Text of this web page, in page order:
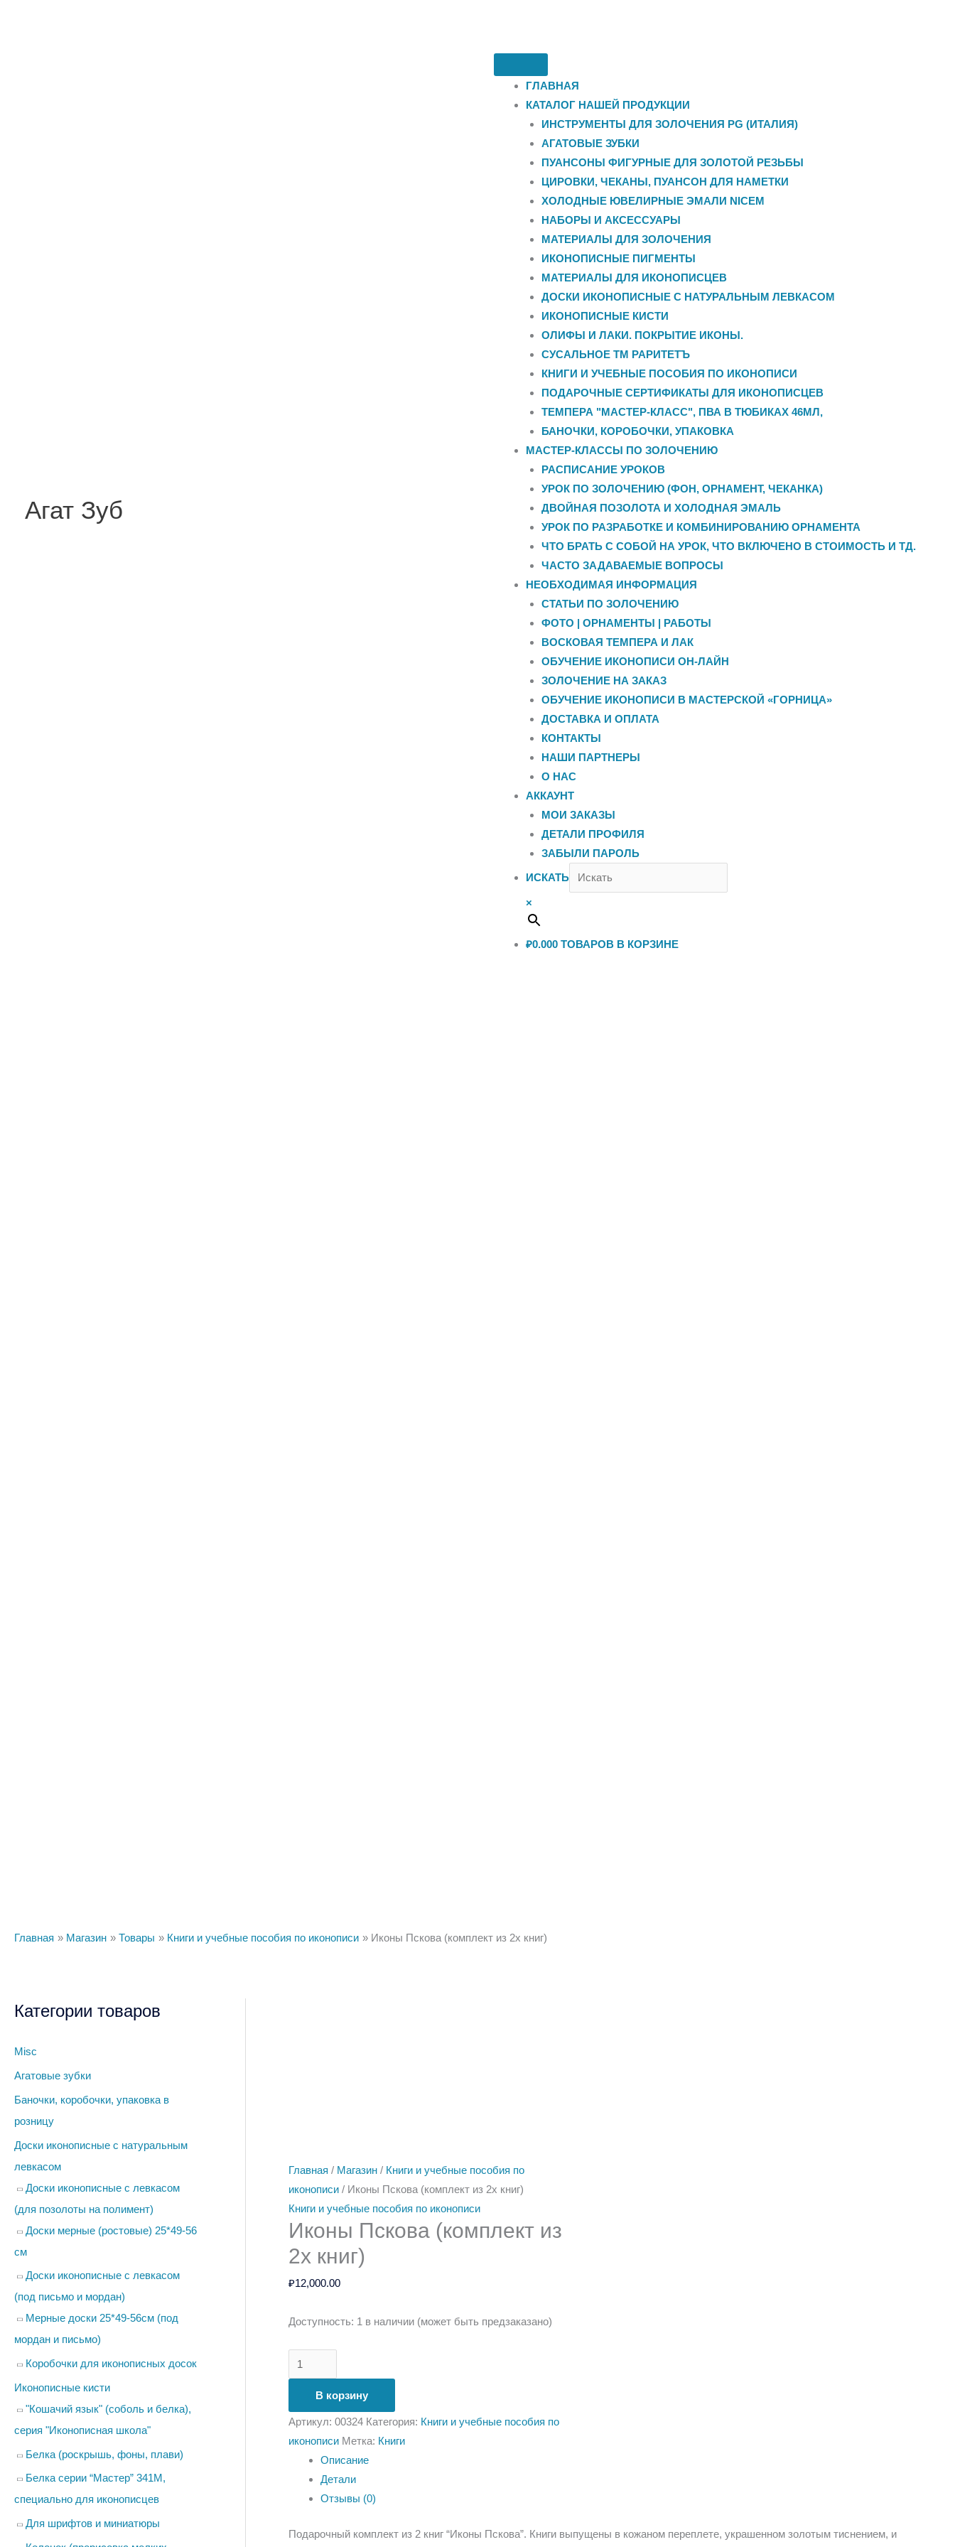
Агат Зуб
ГЛАВНАЯ
КАТАЛОГ НАШЕЙ ПРОДУКЦИИ
ИНСТРУМЕНТЫ ДЛЯ ЗОЛОЧЕНИЯ PG (ИТАЛИЯ)
АГАТОВЫЕ ЗУБКИ
ПУАНСОНЫ ФИГУРНЫЕ ДЛЯ ЗОЛОТОЙ РЕЗЬБЫ
ЦИРОВКИ, ЧЕКАНЫ, ПУАНСОН ДЛЯ НАМЕТКИ
ХОЛОДНЫЕ ЮВЕЛИРНЫЕ ЭМАЛИ NICEM
НАБОРЫ И АКСЕССУАРЫ
МАТЕРИАЛЫ ДЛЯ ЗОЛОЧЕНИЯ
ИКОНОПИСНЫЕ ПИГМЕНТЫ
МАТЕРИАЛЫ ДЛЯ ИКОНОПИСЦЕВ
ДОСКИ ИКОНОПИСНЫЕ С НАТУРАЛЬНЫМ ЛЕВКАСОМ
ИКОНОПИСНЫЕ КИСТИ
ОЛИФЫ И ЛАКИ. ПОКРЫТИЕ ИКОНЫ.
СУСАЛЬНОЕ ТМ РАРИТЕТЪ
КНИГИ И УЧЕБНЫЕ ПОСОБИЯ ПО ИКОНОПИСИ
ПОДАРОЧНЫЕ СЕРТИФИКАТЫ ДЛЯ ИКОНОПИСЦЕВ
ТЕМПЕРА "МАСТЕР-КЛАСС", ПВА В ТЮБИКАХ 46МЛ,
БАНОЧКИ, КОРОБОЧКИ, УПАКОВКА
МАСТЕР-КЛАССЫ ПО ЗОЛОЧЕНИЮ
РАСПИСАНИЕ УРОКОВ
УРОК ПО ЗОЛОЧЕНИЮ (ФОН, ОРНАМЕНТ, ЧЕКАНКА)
ДВОЙНАЯ ПОЗОЛОТА И ХОЛОДНАЯ ЭМАЛЬ
УРОК ПО РАЗРАБОТКЕ И КОМБИНИРОВАНИЮ ОРНАМЕНТА
ЧТО БРАТЬ С СОБОЙ НА УРОК, ЧТО ВКЛЮЧЕНО В СТОИМОСТЬ И ТД.
ЧАСТО ЗАДАВАЕМЫЕ ВОПРОСЫ
НЕОБХОДИМАЯ ИНФОРМАЦИЯ
СТАТЬИ ПО ЗОЛОЧЕНИЮ
ФОТО | ОРНАМЕНТЫ | РАБОТЫ
ВОСКОВАЯ ТЕМПЕРА И ЛАК
ОБУЧЕНИЕ ИКОНОПИСИ ОН-ЛАЙН
ЗОЛОЧЕНИЕ НА ЗАКАЗ
ОБУЧЕНИЕ ИКОНОПИСИ В МАСТЕРСКОЙ «ГОРНИЦА»
ДОСТАВКА И ОПЛАТА
КОНТАКТЫ
НАШИ ПАРТНЕРЫ
О НАС
АККАУНТ
МОИ ЗАКАЗЫ
ДЕТАЛИ ПРОФИЛЯ
ЗАБЫЛИ ПАРОЛЬ
ИСКАТЬ
×
₽0.000ТОВАРОВ В КОРЗИНЕ
Главная Магазин Товары Книги и учебные пособия по иконописи Иконы Пскова (комплект из 2х книг)
Категории товаров
Misc
Агатовые зубки
Баночки, коробочки, упаковка в
розницу
Доски иконописные с натуральным
левкасом
Доски иконописные с левкасом
(для позолоты на полимент)
Доски мерные (ростовые) 25*49-56
см
Доски иконописные с левкасом
(под письмо и мордан)
Мерные доски 25*49-56см (под
мордан и письмо)
Коробочки для иконописных досок
Иконописные кисти
"Кошачий язык" (соболь и белка),
серия "Иконописная школа"
Белка (роскрышь, фоны, плави)
Белка серии “Мастер” 341М,
специально для иконописцев
Для шрифтов и миниатюры
Главная / Магазин / Книги и учебные пособия по
иконописи / Иконы Пскова (комплект из 2х книг)
Книги и учебные пособия по иконописи
Иконы Пскова (комплект из
2х книг)
₽12,000.00
Доступность: 1 в наличии (может быть предзаказано)
В корзину
Артикул: 00324 Категория: Книги и учебные пособия по
иконописи Метка: Книги
Описание
Детали
Отзывы (0)
Подарочный комплект из 2 книг “Иконы Пскова”. Книги выпущены в кожаном переплете, украшенном золотым тиснением, и